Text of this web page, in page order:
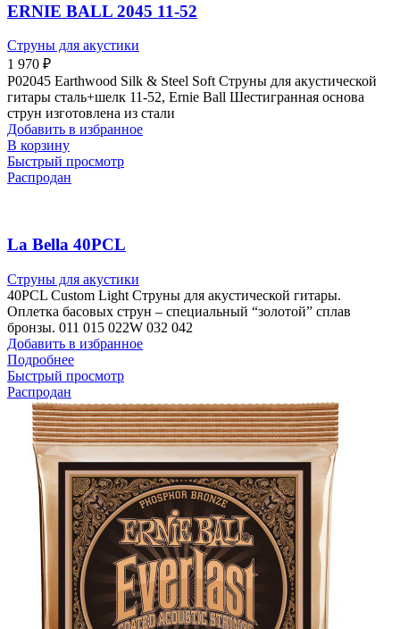
ERNIE BALL 2045 11-52
Струны для акустики
1 970 ₽
P02045 Earthwood Silk & Steel Soft Струны для акустической
гитары сталь+шелк 11-52, Ernie Ball Шестигранная основа
струн изготовлена из стали
Добавить в избранное
В корзину
Быстрый просмотр
Распродан
La Bella 40PCL
Струны для акустики
40PCL Custom Light Струны для акустической гитары.
Оплетка басовых струн – специальный “золотой” сплав
бронзы. 011 015 022W 032 042
Добавить в избранное
Подробнее
Быстрый просмотр
Распродан